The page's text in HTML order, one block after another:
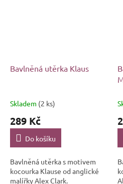
Bavlněná utěrka Klaus
Skladem (2 ks)
289 Kč
Do košíku
Bavlněná utěrka s motivem
kocourka Klause od anglické
malířky Alex Clark.